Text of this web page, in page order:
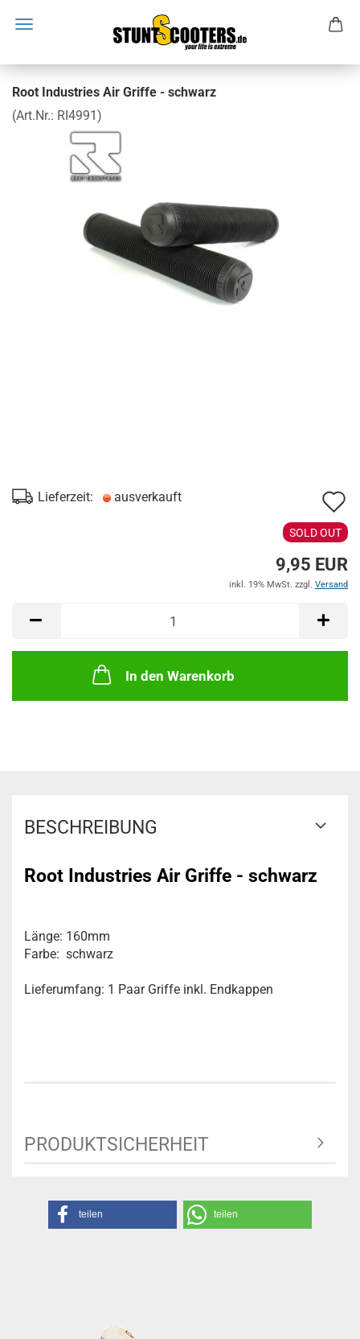
Root Industries Air Griffe - schwarz
(Art.Nr.: RI4991)
Lieferzeit: ausverkauft
SOLD OUT
9,95 EUR
inkl. 19% MwSt. zzgl. Versand
In den Warenkorb
BESCHREIBUNG
Root Industries Air Griffe - schwarz
Länge: 160mm
Farbe: schwarz
Lieferumfang: 1 Paar Griffe inkl. Endkappen
PRODUKTSICHERHEIT
teilen teilen